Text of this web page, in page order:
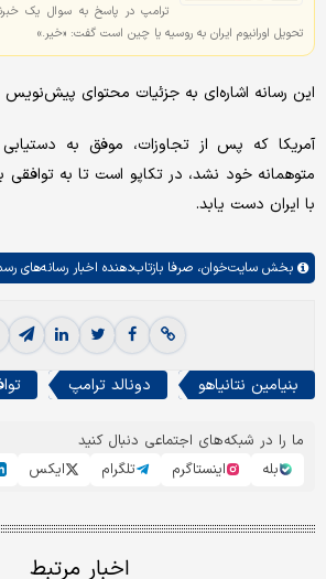
ترامپ در پاسخ به سوال یک
تحویل اورانیوم ایران به روسیه یا چین است گفت: «خیر.»
این رسانه اشاره‌ای به جزئیات محتوای
آمریکا که پس از تجاوزات، موفق به
متوهمانه خود نشد، در تکاپو است تا به توافقی
با ایران دست یابد.
بخش سایت‌خوان، صرفا بازتاب‌دهنده اخبار رسانه‌های
بنیامین نتانیاهو دونالد ترامپ
ما را در شبکه‌های اجتماعی دنبال کنید
بله
اینستاگرم تلگرام ایکس
اخبار مرتبط